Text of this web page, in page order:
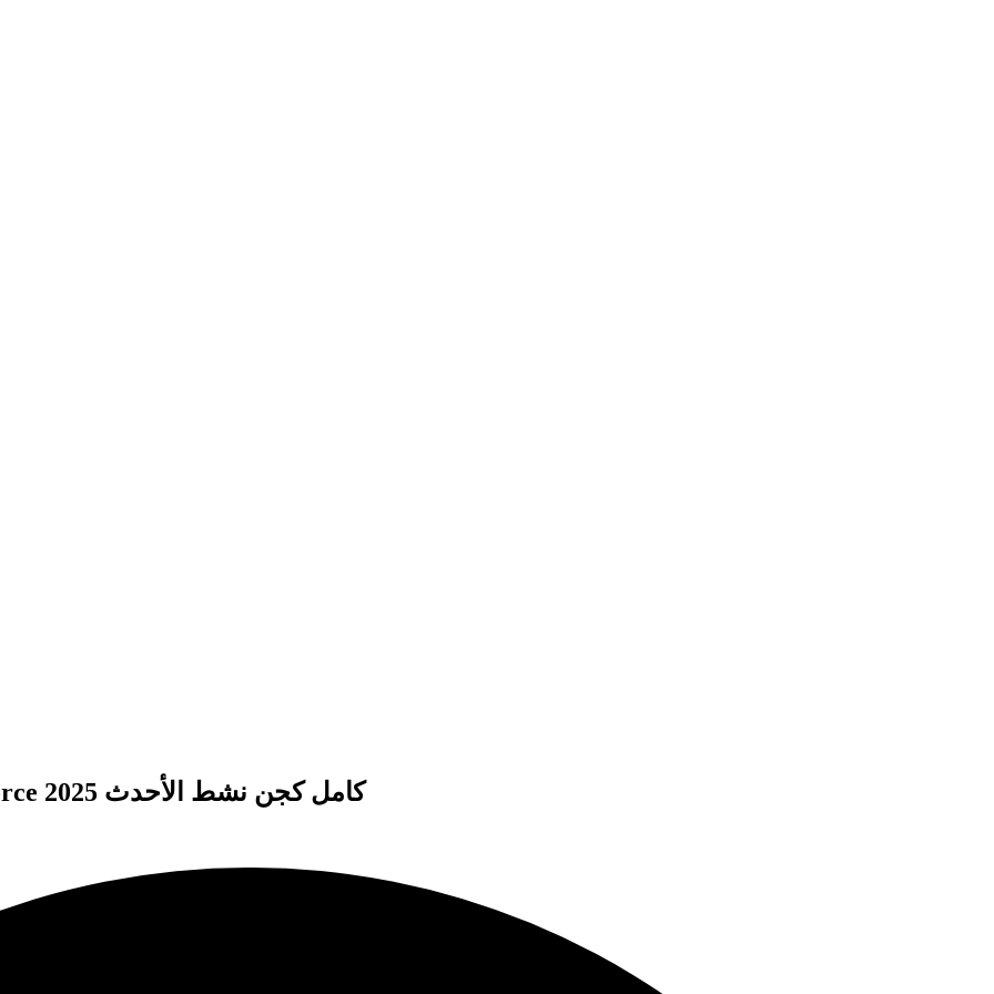
تحميل Autocad Mechanical 2020 كراك اXforce كامل كجن نشط الأحدث 2025